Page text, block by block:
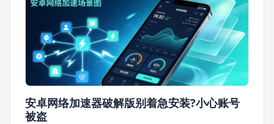
安卓网络加速器破解版别着急安装?小心账号
被盗